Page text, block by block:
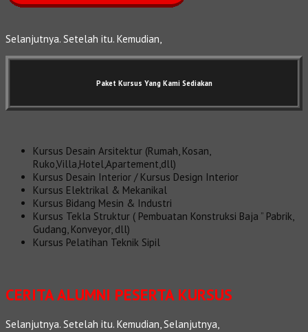
Selanjutnya. Setelah itu. Kemudian,
Paket Kursus Yang Kami Sediakan
Kursus Desain Arsitektur (Rumah, Kosan,
Ruko,Villa,Hotel,Apartement,dll)
Kursus Desain Interior / Kursus Design Interior
Kursus Elektrikal & Mekanikal
Kursus Bidang Mesin & Industri
Kursus Tekla Struktur ( Pembuatan Konstruksi Baja ” Pabrik,
Gudang, Konveyor, dll)
Kursus Pelatihan Teknik Sipil
CERITA ALUMNI PESERTA KURSUS
Selanjutnya. Setelah itu. Kemudian, Selanjutnya,